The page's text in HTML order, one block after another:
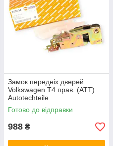
Замок передніх дверей
Volkswagen T4 прав. (ATT)
Autotechteile
Готово до відправки
988 ₴